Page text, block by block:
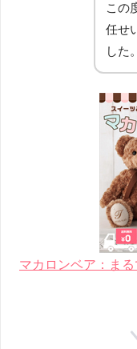
この
任せ
した。
マカロンベア：ま